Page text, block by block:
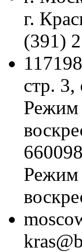
г.
(391)
стр.
Режим
Режим